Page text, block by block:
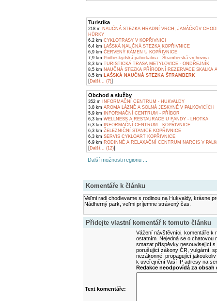
Turistika
218 m NAUČNÁ STEZKA HRADNÍ VRCH, JANÁČKŮV
HŮRKY
6,2 km CYKLOTRASY V KOPŘIVNICI
6,4 km LAŠSKÁ NAUČNÁ STEZKA KOPŘIVNICE
6,9 km ČERVENÝ KÁMEN U KOPŘIVNICE
7,9 km Podbeskydská pahorkatina - Štramberská vrchovina
8,3 km TURISTICKÁ TRASA METYLOVICE - ONDŘEJNÍK
8,5 km NAUČNÁ STEZKA PŘÍRODNÍ REZERVACE SKALKA
8,5 km LAŠSKÁ NAUČNÁ STEZKA ŠTRAMBERK
[Další... (7)]
Obchod a služby
352 m INFORMAČNÍ CENTRUM - HUKVALDY
3,8 km AROMA LÁZNĚ A SOLNÁ JESKYNĚ V PALKOVICÍCH
5,9 km INFORMAČNÍ CENTRUM - PŘÍBOR
6,3 km WELLNESS A RESTAURACE U FANDY - LHOTKA
6,3 km INFORMAČNÍ CENTRUM - KOPŘIVNICE
6,3 km ŽELEZNIČNÍ STANICE KOPŘIVNICE
6,3 km SERVIS CYKLOART KOPŘIVNICE
6,9 km RODINNÉ A RELAXAČNÍ CENTRUM NARCIS V
[Další... (12)]
Další možnosti regionu ...
Komentáře k článku
Veľmi radi chodievame s rodinou na Hukvaldy, krásne
Nádherný park, veľmi príjemne strávený čas.
Přidejte vlastní komentář k tomuto článku
Vážení návštěvníci, komentáře k
ostatním. Nejedná se o
smazat příspěvky nesouvisející
porušující zákony ČR, vulgární,
nezákonné, propagující
k uveřejnění Vaší IP adresy na
Redakce neodpovídá za
Text komentáře: